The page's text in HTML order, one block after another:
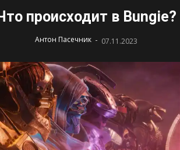
происходит в Bungie?
Антон Пасечник - 07.11.2023